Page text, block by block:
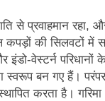
से प्रवाहमान रहा,
कपड़ों की सिलवटों
इंडो-वेस्टर्न
स्वरूप बन गए हैं।
करता है। गरिमा